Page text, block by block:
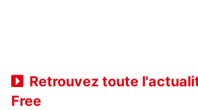
Retrouvez toute
Free